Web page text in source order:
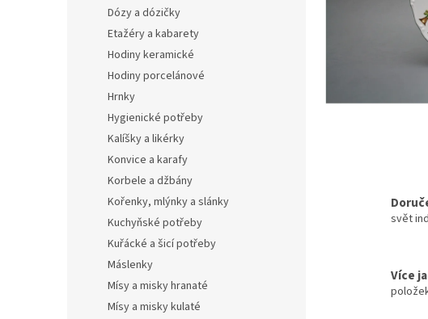
Dózy a dózičky
Etažéry a kabarety
Hodiny keramické
Hodiny porcelánové
Hrnky
Hygienické potřeby
Kalíšky a likérky
Konvice a karafy
Korbele a džbány
Kořenky, mlýnky a slánky
Kuchyňské potřeby
Kuřácké a šicí potřeby
Máslenky
Mísy a misky hranaté
Mísy a misky kulaté
svět
Více